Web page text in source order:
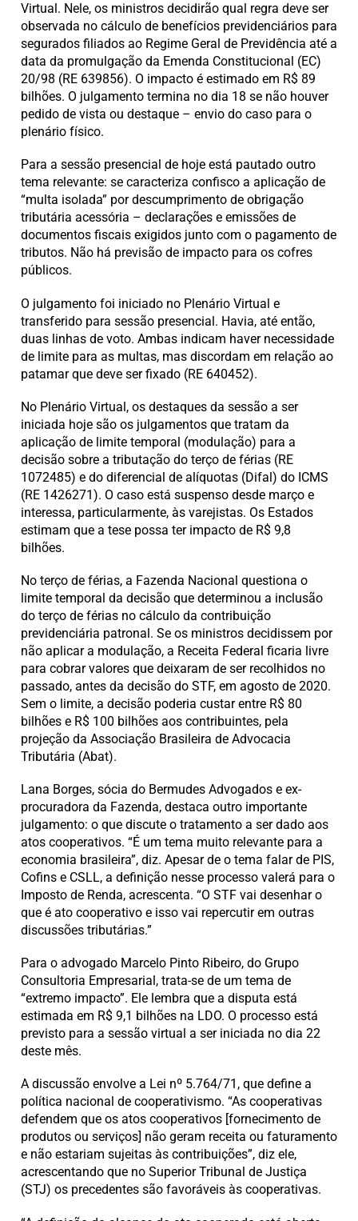
Virtual. Nele, os ministros decidirão qual regra deve ser
observada no cálculo de benefícios previdenciários para
segurados filiados ao Regime Geral de Previdência até a
data da promulgação da Emenda Constitucional (EC)
20/98 (RE 639856). O impacto é estimado em R$ 89
bilhões. O julgamento termina no dia 18 se não houver
pedido de vista ou destaque – envio do caso para o
plenário físico.
Para a sessão presencial de hoje está pautado outro
tema relevante: se caracteriza confisco a aplicação de
“multa isolada” por descumprimento de obrigação
tributária acessória – declarações e emissões de
documentos fiscais exigidos junto com o pagamento de
tributos. Não há previsão de impacto para os cofres
públicos.
O julgamento foi iniciado no Plenário Virtual e
transferido para sessão presencial. Havia, até então,
duas linhas de voto. Ambas indicam haver necessidade
de limite para as multas, mas discordam em relação ao
patamar que deve ser fixado (RE 640452).
No Plenário Virtual, os destaques da sessão a ser
iniciada hoje são os julgamentos que tratam da
aplicação de limite temporal (modulação) para a
decisão sobre a tributação do terço de férias (RE
1072485) e do diferencial de alíquotas (Difal) do ICMS
(RE 1426271). O caso está suspenso desde março e
interessa, particularmente, às varejistas. Os Estados
estimam que a tese possa ter impacto de R$ 9,8
bilhões.
No terço de férias, a Fazenda Nacional questiona o
limite temporal da decisão que determinou a inclusão
do terço de férias no cálculo da contribuição
previdenciária patronal. Se os ministros decidissem por
não aplicar a modulação, a Receita Federal ficaria livre
para cobrar valores que deixaram de ser recolhidos no
passado, antes da decisão do STF, em agosto de 2020.
Sem o limite, a decisão poderia custar entre R$ 80
bilhões e R$ 100 bilhões aos contribuintes, pela
projeção da Associação Brasileira de Advocacia
Tributária (Abat).
Lana Borges, sócia do Bermudes Advogados e ex-
procuradora da Fazenda, destaca outro importante
julgamento: o que discute o tratamento a ser dado aos
atos cooperativos. “É um tema muito relevante para a
economia brasileira”, diz. Apesar de o tema falar de PIS,
Cofins e CSLL, a definição nesse processo valerá para o
Imposto de Renda, acrescenta. “O STF vai desenhar o
que é ato cooperativo e isso vai repercutir em outras
discussões tributárias.”
Para o advogado Marcelo Pinto Ribeiro, do Grupo
Consultoria Empresarial, trata-se de um tema de
“extremo impacto”. Ele lembra que a disputa está
estimada em R$ 9,1 bilhões na LDO. O processo está
previsto para a sessão virtual a ser iniciada no dia 22
deste mês.
A discussão envolve a Lei nº 5.764/71, que define a
política nacional de cooperativismo. “As cooperativas
defendem que os atos cooperativos [fornecimento de
produtos ou serviços] não geram receita ou faturamento
e não estariam sujeitas às contribuições”, diz ele,
acrescentando que no Superior Tribunal de Justiça
(STJ) os precedentes são favoráveis às cooperativas.